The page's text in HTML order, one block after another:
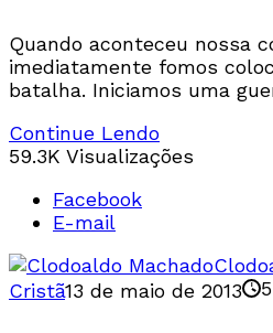
Quando aconteceu nossa
imediatamente fomos
batalha. Iniciamos uma
guerra contra o
Continue Lendo
59.3K Visualizações
Facebook
E-mail
Cristã13 de maio de 2013